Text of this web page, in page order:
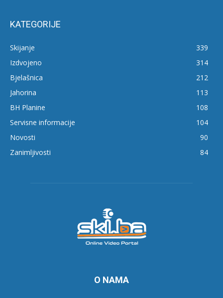
KATEGORIJE
Skijanje
339
Izdvojeno
314
Bjelašnica
212
Jahorina
113
BH Planine
108
Servisne informacije
104
Novosti
90
Zanimljivosti
84
O NAMA